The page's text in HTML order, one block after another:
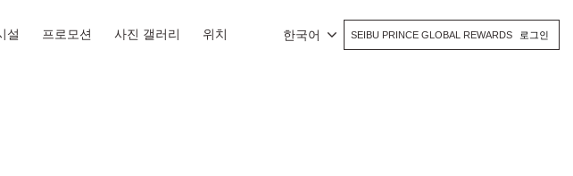
설 프로모션 사진 갤러리 위치 한국어 SEIBU PRINCE GLOBAL REWARDS 로그인